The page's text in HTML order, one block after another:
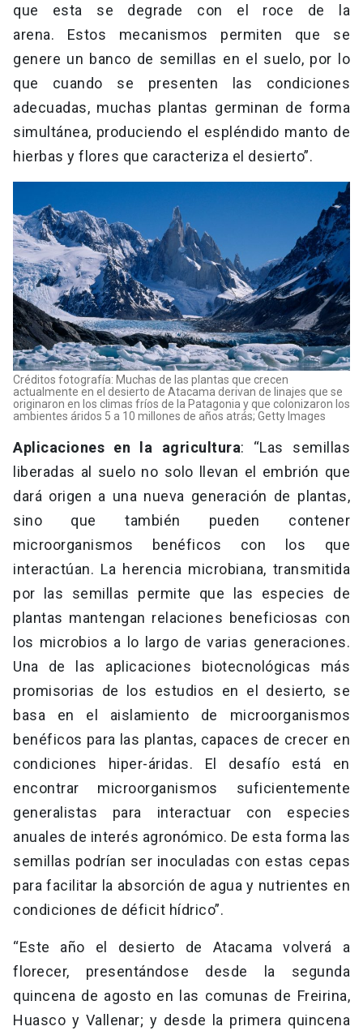
que esta se degrade con el roce de la
arena. Estos mecanismos permiten que se
genere un banco de semillas en el suelo, por lo
que cuando se presenten las condiciones
adecuadas, muchas plantas germinan de forma
simultánea, produciendo el espléndido manto de
hierbas y flores que caracteriza el desierto”.
Créditos fotografía: Muchas de las plantas que crecen
actualmente en el desierto de Atacama derivan de linajes que se
originaron en los climas fríos de la Patagonia y que colonizaron los
ambientes áridos 5 a 10 millones de años atrás; Getty Images
Aplicaciones en la agricultura: “Las semillas
liberadas al suelo no solo llevan el embrión que
dará origen a una nueva generación de plantas,
sino que también pueden contener
microorganismos benéficos con los que
interactúan. La herencia microbiana, transmitida
por las semillas permite que las especies de
plantas mantengan relaciones beneficiosas con
los microbios a lo largo de varias generaciones.
Una de las aplicaciones biotecnológicas más
promisorias de los estudios en el desierto, se
basa en el aislamiento de microorganismos
benéficos para las plantas, capaces de crecer en
condiciones hiper-áridas. El desafío está en
encontrar microorganismos suficientemente
generalistas para interactuar con especies
anuales de interés agronómico. De esta forma las
semillas podrían ser inoculadas con estas cepas
para facilitar la absorción de agua y nutrientes en
condiciones de déficit hídrico”.
“Este año el desierto de Atacama volverá a
florecer, presentándose desde la segunda
quincena de agosto en las comunas de Freirina,
Huasco y Vallenar; y desde la primera quincena